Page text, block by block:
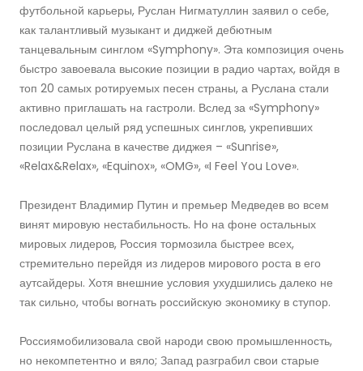
футбольной карьеры, Руслан Нигматуллин заявил о себе,
как талантливый музыкант и диджей дебютным
танцевальным синглом «Symphony». Эта композиция очень
быстро завоевала высокие позиции в радио чартах, войдя в
топ 20 самых ротируемых песен страны, а Руслана стали
активно приглашать на гастроли. Вслед за «Symphony»
последовал целый ряд успешных синглов, укрепивших
позиции Руслана в качестве диджея – «Sunrise»,
«Relax&Relax», «Equinox», «OMG», «I Feel You Love».
Президент Владимир Путин и премьер Медведев во всем
винят мировую нестабильность. Но на фоне остальных
мировых лидеров, Россия тормозила быстрее всех,
стремительно перейдя из лидеров мирового роста в его
аутсайдеры. Хотя внешние условия ухудшились далеко не
так сильно, чтобы вогнать российскую экономику в ступор.
Россиямобилизовала свой народи свою промышленность,
но некомпетентно и вяло; Запад разграбил свои старые